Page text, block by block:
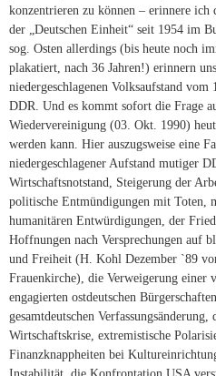
konzentrieren zu können – erinnere ich
der „Deutschen Einheit“ seit 1954 im
sog. Osten allerdings (bis heute noch
plakatiert, nach 36 Jahren!) erinnern
niedergeschlagenen Volksaufstand
DDR. Und es kommt sofort die Frage
Wiedervereinigung (03. Okt. 1990)
werden kann. Hier auszugsweise eine
niedergeschlagener Aufstand mutiger
Wirtschaftsnotstand, Steigerung der
politische Entmündigungen mit Toten,
humanitären Entwürdigungen, der
Hoffnungen nach Versprechungen auf
und Freiheit (H. Kohl Dezember `89
Frauenkirche), die Verweigerung einer
engagierten ostdeutschen
gesamtdeutschen
Wirtschaftskrise, extremistische
Finanzknappheiten bei